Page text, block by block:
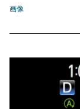
画像